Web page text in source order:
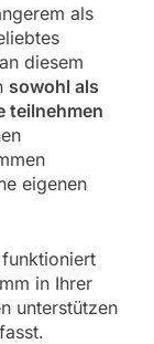
als
diesem
sowohl als
teilnehmen
eigenen
in Ihrer
unterstützen